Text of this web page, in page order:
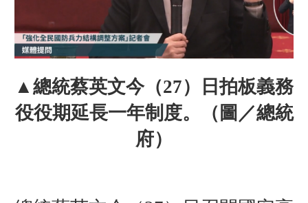
▲ 總統蔡英文今（27）日拍板義務
役役期延長一年制度。（圖／總統
府）